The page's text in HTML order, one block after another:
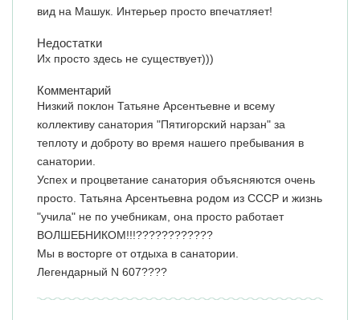
вид на Машук. Интерьер просто впечатляет!
Недостатки
Их просто здесь не существует)))
Комментарий
Низкий поклон Татьяне Арсентьевне и всему
коллективу санатория "Пятигорский нарзан" за
теплоту и доброту во время нашего пребывания в
санатории.
Успех и процветание санатория объясняются очень
просто. Татьяна Арсентьевна родом из СССР и жизнь
"учила" не по учебникам, она просто работает
ВОЛШЕБНИКОМ!!!????????????
Мы в восторге от отдыха в санатории.
Легендарный N 607????